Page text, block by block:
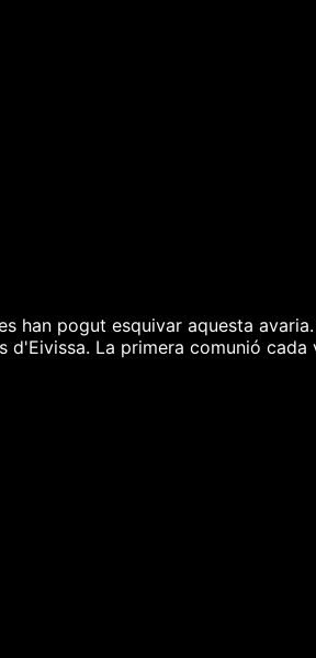
han pogut esquivar aquesta
La primera comunió